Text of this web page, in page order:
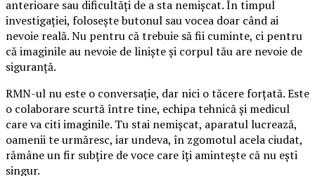
anterioare sau dificultăți de a sta nemișcat. În timpul
investigației, folosește butonul sau vocea doar când ai
nevoie reală. Nu pentru că trebuie să fii cuminte, ci pentru
că imaginile au nevoie de liniște și corpul tău are nevoie de
siguranță.
RMN-ul nu este o conversație, dar nici o tăcere forțată. Este
o colaborare scurtă între tine, echipa tehnică și medicul
care va citi imaginile. Tu stai nemișcat, aparatul lucrează,
oamenii te urmăresc, iar undeva, în zgomotul acela ciudat,
rămâne un fir subțire de voce care îți amintește că nu ești
singur.